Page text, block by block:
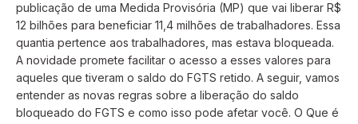
publicação de uma Medida Provisória (MP) que vai liberar R$
12 bilhões para beneficiar 11,4 milhões de trabalhadores. Essa
quantia pertence aos trabalhadores, mas estava bloqueada.
A novidade promete facilitar o acesso a esses valores para
aqueles que tiveram o saldo do FGTS retido. A seguir, vamos
entender as novas regras sobre a liberação do saldo
bloqueado do FGTS e como isso pode afetar você. O Que é